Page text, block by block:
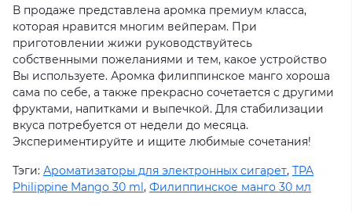
В продаже представлена аромка премиум класса,
которая нравится многим вейперам. При
приготовлении жижи руководствуйтесь
собственными пожеланиями и тем, какое устройство
Вы используете. Аромка филиппинское манго хороша
сама по себе, а также прекрасно сочетается с другими
фруктами, напитками и выпечкой. Для стабилизации
вкуса потребуется от недели до месяца.
Экспериментируйте и ищите любимые сочетания!
Тэги: Ароматизаторы для электронных сигарет, TPA
Philippine Mango 30 ml, Филиппинское манго 30 мл